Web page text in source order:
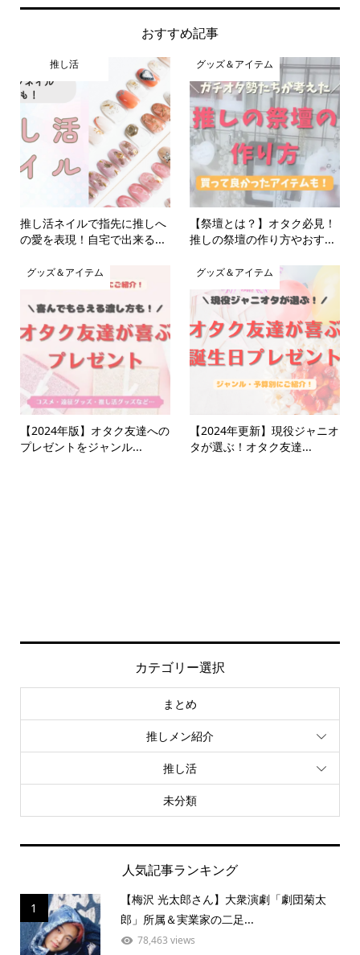
おすすめ記事
推し活
推し活ネイルで指先に推しへ
の愛を表現！自宅で出来る...
グッズ＆アイテム
【祭壇とは？】オタク必見！
推しの祭壇の作り方やおす...
グッズ＆アイテム
【2024年版】オタク友達への
プレゼントをジャンル...
グッズ＆アイテム
【2024年更新】現役ジャニオ
タが選ぶ！オタク友達...
カテゴリー選択
まとめ
推しメン紹介
推し活
未分類
人気記事ランキング
1
【梅沢 光太郎さん】大衆演劇「劇団菊太
郎」所属＆実業家の二足...
78,463 views